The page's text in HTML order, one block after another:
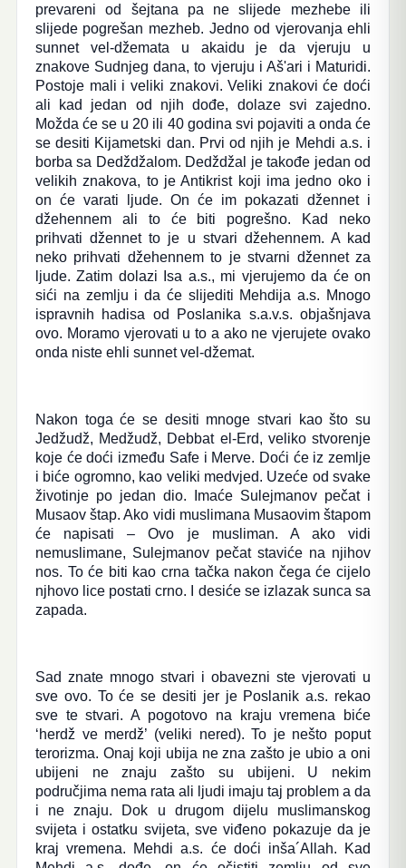
prevareni od šejtana pa ne slijede mezhebe ili
slijede pogrešan mezheb. Jedno od vjerovanja ehli
sunnet vel-džemata u akaidu je da vjeruju u
znakove Sudnjeg dana, to vjeruju i Aš'ari i Maturidi.
Postoje mali i veliki znakovi. Veliki znakovi će doći
ali kad jedan od njih dođe, dolaze svi zajedno.
Možda će se u 20 ili 40 godina svi pojaviti a onda će
se desiti Kijametski dan. Prvi od njih je Mehdi a.s. i
borba sa Dedždžalom. Dedždžal je takođe jedan od
velikih znakova, to je Antikrist koji ima jedno oko i
on će varati ljude. On će im pokazati džennet i
džehennem ali to će biti pogrešno. Kad neko
prihvati džennet to je u stvari džehennem. A kad
neko prihvati džehennem to je stvarni džennet za
ljude. Zatim dolazi Isa a.s., mi vjerujemo da će on
sići na zemlju i da će slijediti Mehdija a.s. Mnogo
ispravnih hadisa od Poslanika s.a.v.s. objašnjava
ovo. Moramo vjerovati u to a ako ne vjerujete ovako
onda niste ehli sunnet vel-džemat.
Nakon toga će se desiti mnoge stvari kao što su
Jedžudž, Medžudž, Debbat el-Erd, veliko stvorenje
koje će doći između Safe i Merve. Doći će iz zemlje
i biće ogromno, kao veliki medvjed. Uzeće od svake
životinje po jedan dio. Imaće Sulejmanov pečat i
Musaov štap. Ako vidi muslimana Musaovim štapom
će napisati – Ovo je musliman. A ako vidi
nemuslimane, Sulejmanov pečat staviće na njihov
nos. To će biti kao crna tačka nakon čega će cijelo
njhovo lice postati crno. I desiće se izlazak sunca sa
zapada.
Sad znate mnogo stvari i obavezni ste vjerovati u
sve ovo. To će se desiti jer je Poslanik a.s. rekao
sve te stvari. A pogotovo na kraju vremena biće
‘herdž ve merdž’ (veliki nered). To je nešto poput
terorizma. Onaj koji ubija ne zna zašto je ubio a oni
ubijeni ne znaju zašto su ubijeni. U nekim
područjima nema rata ali ljudi imaju taj problem a da
i ne znaju. Dok u drugom dijelu muslimanskog
svijeta i ostatku svijeta, sve viđeno pokazuje da je
kraj vremena. Mehdi a.s. će doći inša´Allah. Kad